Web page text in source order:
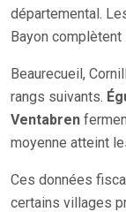
départemental.
Bayon complètent
Beaurecueil,
rangs suivants.
Ventabren
moyenne atteint
Ces données
certains villages